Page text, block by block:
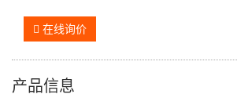
在线询价
产品信息